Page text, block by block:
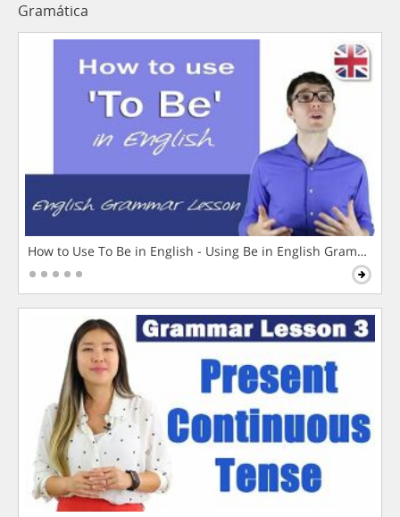
Gramática
How to Use To Be in English - Using Be in English Grammar